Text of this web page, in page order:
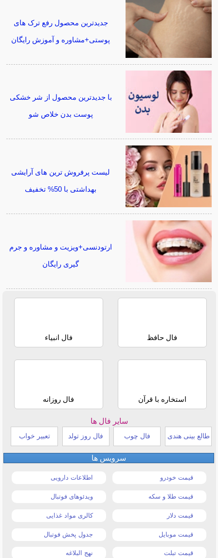
جدیدترین محصول رفع ترک های
پوستی+مشاوره و آموزش رایگان
با جدیدترین محصول از شر خشکی
پوست بدن خلاص شو
لیست پرفروش ترین های آرایشی
بهداشتی با 50% تخفیف
ارتودنسی+ویزیت و مشاوره و جرم
گیری رایگان
فال حافظ فال انبیاء
استخاره با قرآن فال روزانه
سایر فال ها
طالع بینی هندی فال چوب فال روز تولد تعبیر خواب
سرویس ها
قیمت خودرو اطلاعات دارویی
قیمت طلا و سکه ویدئوهای فوتبال
قیمت دلار کالری مواد غذایی
قیمت موبایل جدول پخش فوتبال
قیمت تبلت نهج البلاغه